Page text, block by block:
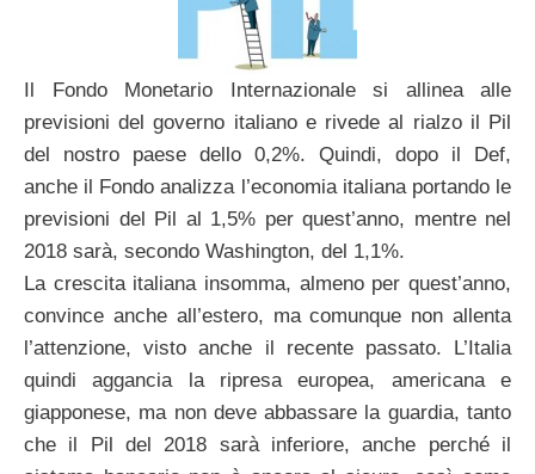
Il Fondo Monetario Internazionale si allinea alle
previsioni del governo italiano e rivede al rialzo il Pil
del nostro paese dello 0,2%. Quindi, dopo il Def,
anche il Fondo analizza l’economia italiana portando le
previsioni del Pil al 1,5% per quest’anno, mentre nel
2018 sarà, secondo Washington, del 1,1%.
La crescita italiana insomma, almeno per quest’anno,
convince anche all’estero, ma comunque non allenta
l’attenzione, visto anche il recente passato. L’Italia
quindi aggancia la ripresa europea, americana e
giapponese, ma non deve abbassare la guardia, tanto
che il Pil del 2018 sarà inferiore, anche perché il